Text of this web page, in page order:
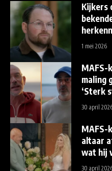
Kijkers
1 mei 2026
MAFS-
maling
‘Sterk
30 april
MAFS-
altaar
wat hij
30 april